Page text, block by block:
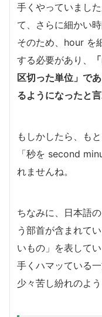
手くやっていまし
て、さらに細かい
そのため、hour を
する必要があり、
区切った単位」で
るようになったと言
もしかしたら、も
「秒を second
れませんね。
ちなみに、日本語
う部首が含まれて
いもの」を表して
手くハマッている
少々苦し紛れのよ